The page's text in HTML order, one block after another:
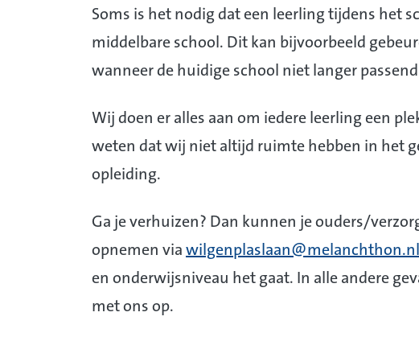
Soms is het nodig dat een leerling tijdens het
middelbare school. Dit kan bijvoorbeeld
wanneer de huidige school niet langer
Wij doen er alles aan om iedere leerling een
weten dat wij niet altijd ruimte hebben in het
opleiding.
Ga je verhuizen? Dan kunnen je ouders/
opnemen via wilgenplaslaan@melanchthon.nl
en onderwijsniveau het gaat. In alle andere
met ons op.